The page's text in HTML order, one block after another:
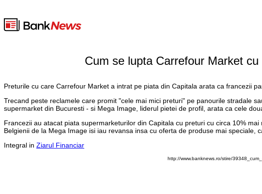
Cum se lupta Carrefour Market
Preturile cu care Carrefour Market a intrat pe piata din Capitala arata ca francezii
Trecand peste reclamele care promit "cele mai mici preturi" pe panourile stradale
supermarket din Bucuresti - si Mega Image, liderul pietei de profil, arata ca cele
Francezii au atacat piata supermarketurilor din Capitala cu preturi cu circa 10%
Belgienii de la Mega Image isi iau revansa insa cu oferta de produse mai
Integral in Ziarul Financiar
http://www.banknews.ro/stire/